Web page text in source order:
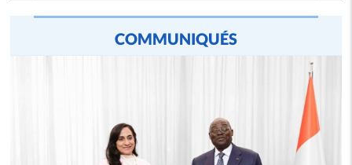
COMMUNIQUÉS